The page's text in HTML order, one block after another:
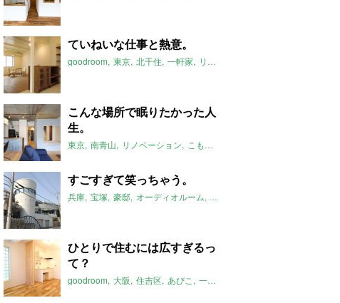
ていねいな仕事と熱意。
goodroom 東京 北千住 一軒家 リノベーション
こんな場所で眠りたかった人
生。
東京 南青山 リノベーション こもり場
すごすぎて笑っちゃう。
兵庫 宝塚 豪邸 オーディオルーム 2018年6月のおすすめ
ひとりで住むには広すぎるっ
て？
goodroom 大阪 住吉区 あびこ 一人暮らし